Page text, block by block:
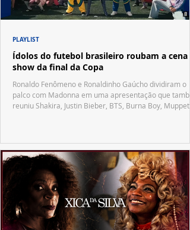
Ídolos do futebol brasileiro roubam a cena
show da final da Copa
Ronaldo Fenômeno e Ronaldinho Gaúcho dividiram o
palco com Madonna em uma apresentação que
reuniu Shakira, Justin Bieber, BTS, Burna Boy, Muppets,
PLAYLIST